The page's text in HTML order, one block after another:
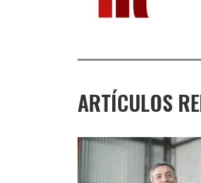
ARTÍCULOS